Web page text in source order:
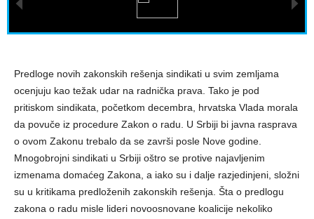
Predloge novih zakonskih rešenja sindikati u svim zemljama
ocenjuju kao težak udar na radnička prava. Tako je pod
pritiskom sindikata, početkom decembra, hrvatska Vlada morala
da povuče iz procedure Zakon o radu. U Srbiji bi javna rasprava
o ovom Zakonu trebalo da se završi posle Nove godine.
Mnogobrojni sindikati u Srbiji oštro se protive najavljenim
izmenama domaćeg Zakona, a iako su i dalje razjedinjeni, složni
su u kritikama predloženih zakonskih rešenja. Šta o predlogu
zakona o radu misle lideri novoosnovane koalicije nekoliko